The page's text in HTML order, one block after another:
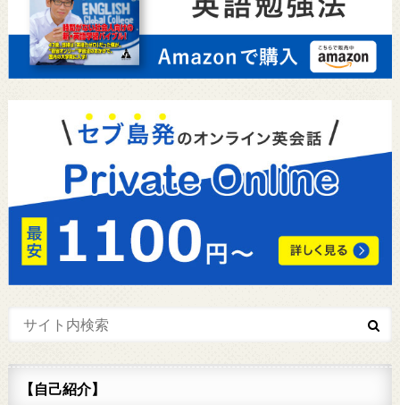
【自己紹介】